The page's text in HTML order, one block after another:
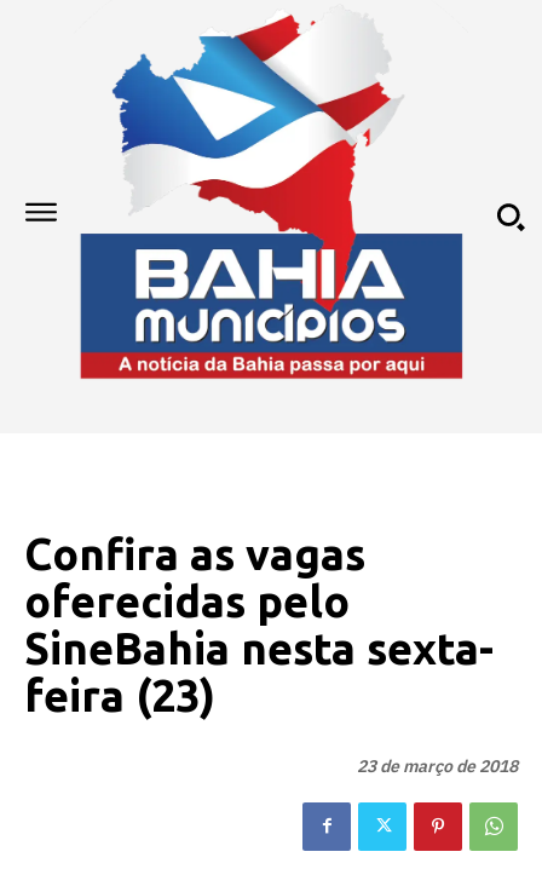
Confira as vagas
oferecidas pelo
SineBahia nesta sexta-
feira (23)
23 de março de 2018